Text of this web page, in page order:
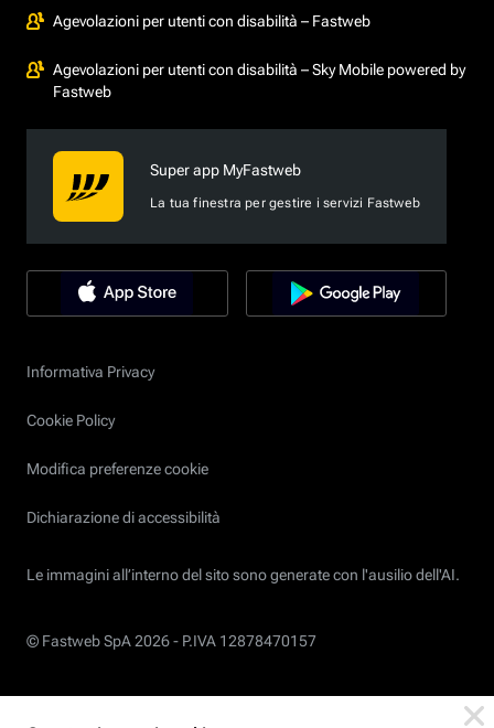
Agevolazioni per utenti con disabilità – Fastweb
Agevolazioni per utenti con disabilità – Sky Mobile powered by
Fastweb
Super app MyFastweb
La tua finestra per gestire i servizi Fastweb
Informativa Privacy
Cookie Policy
Modifica preferenze cookie
Dichiarazione di accessibilità
Le immagini all’interno del sito sono generate con l'ausilio dell'AI.
© Fastweb SpA 2026 - P.IVA 12878470157